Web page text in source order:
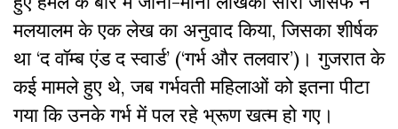
मलयालम के एक लेख का अनुवाद किया, जिसका शीर्षक
था ‘द वॉम्ब एंड द स्वार्ड’ (‘गर्भ और तलवार’)। गुजरात के
कई मामले हुए थे, जब गर्भवती महिलाओं को इतना पीटा
गया कि उनके गर्भ में पल रहे भ्रूण खत्म हो गए।